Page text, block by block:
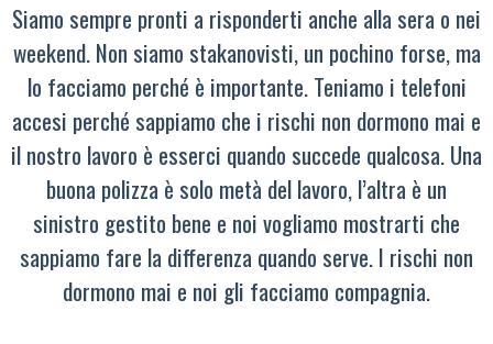
Siamo sempre pronti a risponderti anche alla sera o nei
weekend. Non siamo stakanovisti, un pochino forse, ma
lo facciamo perché è importante. Teniamo i telefoni
accesi perché sappiamo che i rischi non dormono mai e
il nostro lavoro è esserci quando succede qualcosa. Una
buona polizza è solo metà del lavoro, l’altra è un
sinistro gestito bene e noi vogliamo mostrarti che
sappiamo fare la differenza quando serve. I rischi non
dormono mai e noi gli facciamo compagnia.